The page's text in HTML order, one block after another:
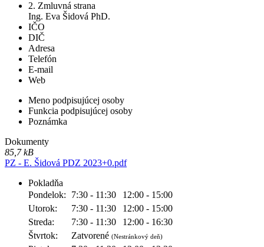
2. Zmluvná strana
Ing. Eva Šidová PhD.
IČO
DIČ
Adresa
Telefón
E-mail
Web
Meno podpisujúcej osoby
Funkcia podpisujúcej osoby
Poznámka
Dokumenty
85,7 kB
PZ - E. Šidová PDZ 2023+0.pdf
Pokladňa
Pondelok:
7:30 - 11:30
12:00 - 15:00
Utorok:
7:30 - 11:30
12:00 - 15:00
Streda:
7:30 - 11:30
12:00 - 16:30
Štvrtok:
Zatvorené (Nestránkový deň)